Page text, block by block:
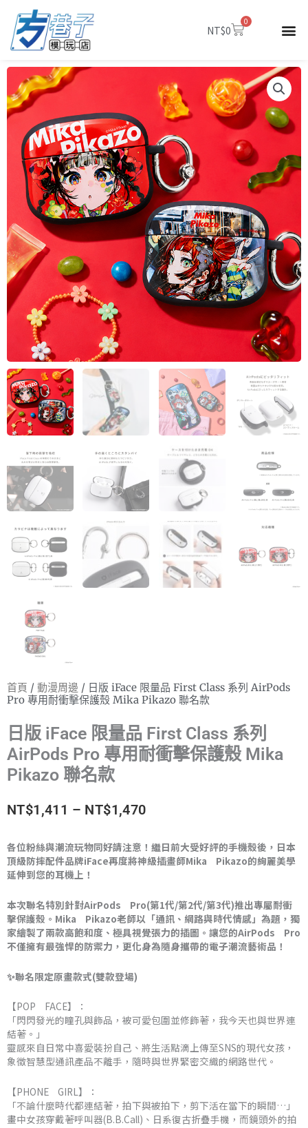
容
NT$0
0
購
首頁 / 動漫周邊 / 日版 iFace 限量品 First Class 系列 AirPods
Pro 專用耐衝擊保護殼 Mika Pikazo 聯名款
日版 iFace 限量品 First Class 系列
AirPods Pro 專用耐衝擊保護殼 Mika
Pikazo 聯名款
NT$1,411 – NT$1,470價
範
NT$1,411
到
各位粉絲與潮流玩物同好請注意！繼日前大受好評的手機殼後，日本
頂級防摔配件品牌iFace再度將神級插畫師Mika Pikazo的絢麗美學
延伸到您的耳機上！
本次聯名特別針對AirPods Pro(第1代/第2代/第3代)推出專屬耐衝
擊保護殼。Mika Pikazo老師以「通訊、網路與時代情感」為題，獨
家繪製了兩款高飽和度、極具視覺張力的插圖。讓您的AirPods Pro
不僅擁有最強悍的防禦力，更化身為隨身攜帶的電子潮流藝術品！
✨聯名限定原畫款式(雙款登場)
【POP FACE】：
「閃閃發光的瞳孔與飾品，被可愛包圍並修飾著，我今天也與世界連
結著。」
靈感來自日常中喜愛裝扮自己、將生活點滴上傳至SNS的現代女孩，
象徵智慧型通訊產品不離手，隨時與世界緊密交織的網路世代。
【PHONE GIRL】：
「不論什麼時代都連結著，拍下與被拍下，剪下活在當下的瞬間…」
畫中女孩穿戴著呼叫器(B.B.Call)、日系復古折疊手機，而鏡頭外的拍